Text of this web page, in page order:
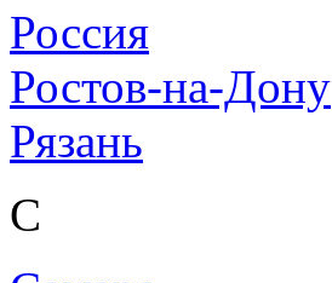
Россия
Ростов-на-Дону
Рязань
С